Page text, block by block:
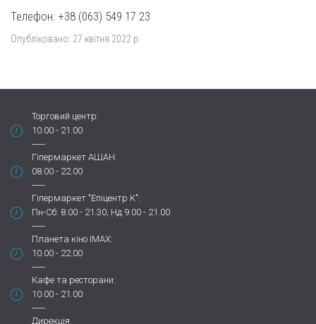
Телефон: +38 (063) 549 17 23
Опубліковано: 27 квітня 2022 р.
Торговий центр:
10.00 - 21.00
Гіпермаркет АШАН:
08.00 - 22.00
Гіпермаркет "Епіцентр К":
Пн-Сб: 8.00 - 21.30, Нд 9.00 - 21.00
Планета кіно IMAX:
10.00 - 22.00
Кафе та ресторани:
10.00 - 21.00
Дирекція